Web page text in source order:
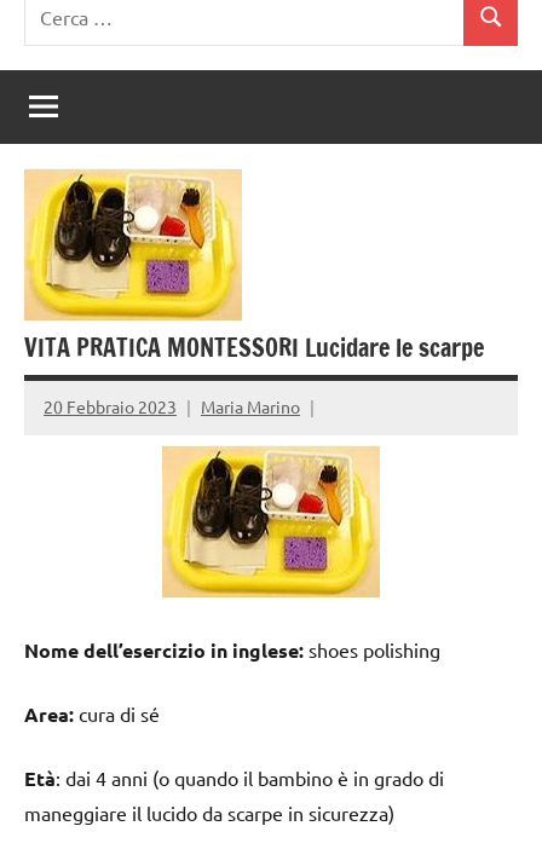
per:
Cerca
VITA PRATICA MONTESSORI Lucidare le scarpe
20 Febbraio 2023 Maria Marino
Nome dell’esercizio in inglese: shoes polishing
Area: cura di sé
Età: dai 4 anni (o quando il bambino è in grado di
maneggiare il lucido da scarpe in sicurezza)